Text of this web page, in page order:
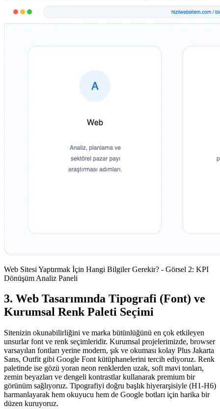
Web Sitesi Yaptırmak İçin Hangi Bilgiler Gerekir? - Görsel 2: KPI
Dönüşüm Analiz Paneli
3. Web Tasarımında Tipografi (Font) ve
Kurumsal Renk Paleti Seçimi
Sitenizin okunabilirliğini ve marka bütünlüğünü en çok etkileyen
unsurlar font ve renk seçimleridir. Kurumsal projelerimizde, browser
varsayılan fontları yerine modern, şık ve okuması kolay Plus Jakarta
Sans, Outfit gibi Google Font kütüphanelerini tercih ediyoruz. Renk
paletinde ise gözü yoran neon renklerden uzak, soft mavi tonları,
zemin beyazları ve dengeli kontrastlar kullanarak premium bir
görünüm sağlıyoruz. Tipografiyi doğru başlık hiyerarşisiyle (H1-H6)
harmanlayarak hem okuyucu hem de Google botları için harika bir
düzen kuruyoruz.